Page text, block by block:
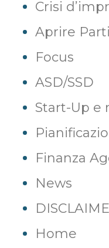
Crisi
Aprire
Focus
ASD/SSD
Start-Up e
Finanza
News
Home